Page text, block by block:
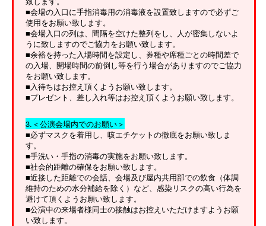
■会場の入口に手指消毒用の消毒液を設置致しますので必ずご
使用をお願い致します。
■会場入口の列は、間隔を空けた整列をし、人が密集しないよ
うに致しますのでご協力をお願い致します。
■余裕を持った入場時間を設定し、券種や席種ごとの時間差で
の入場、開場時間の前倒し等を行う場合がありますのでご協力
をお願い致します。
■入待ちはお控え頂くようお願い致します。
■プレゼント、差し入れ等はお控え頂くようお願い致します。
3.＜公演会場内でのお願い＞
■必ずマスクを着用し、咳エチケットの徹底をお願い致しま
す。
■手洗い・手指の消毒の実施をお願い致します。
■社会的距離の確保をお願い致します。
■近接した距離での会話、会場及び屋内共用部での飲食（体調
維持のための水分補給を除く）など、感染リスクの高い行為を
避けて頂くようお願い致します。
■公演中の来場者様同士の接触はお控えいただけますようお願
い致します。